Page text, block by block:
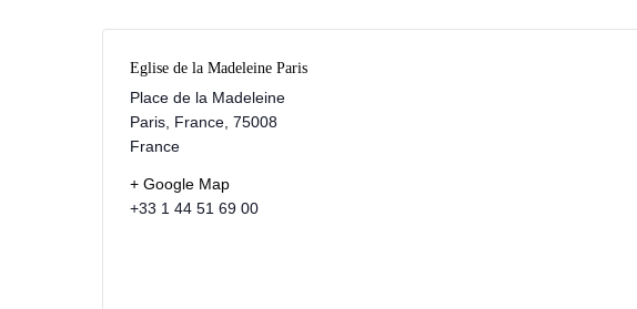
Eglise de la Madeleine Paris
Place de la Madeleine
Paris, France 75008
France
+ Google Map
+33 1 44 51 69 00